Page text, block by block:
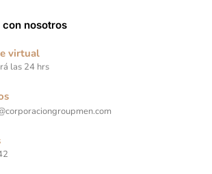
nosotros
virtual
las 24 hrs